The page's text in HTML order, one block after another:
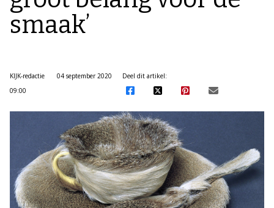
smaak’
KIJK-redactie
04 september 2020
09:00
Deel dit artikel: